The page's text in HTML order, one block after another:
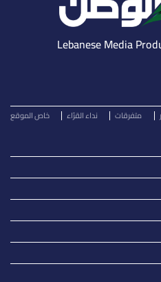
متفرقات نداء القرّاء خاص الموقع